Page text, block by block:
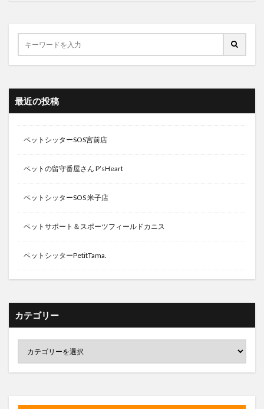
最近の投稿
ペットシッターSOS宮前店
ペットの留守番屋さん P’sHeart
ペットシッターSOS 米子店
ペットサポート＆スポーツフィールドカニス
ペットシッターPetitTama.
カテゴリー